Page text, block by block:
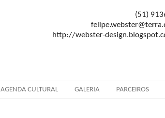
(51)
http://webster-
AGENDA CULTURAL GALERIA PARCEIROS